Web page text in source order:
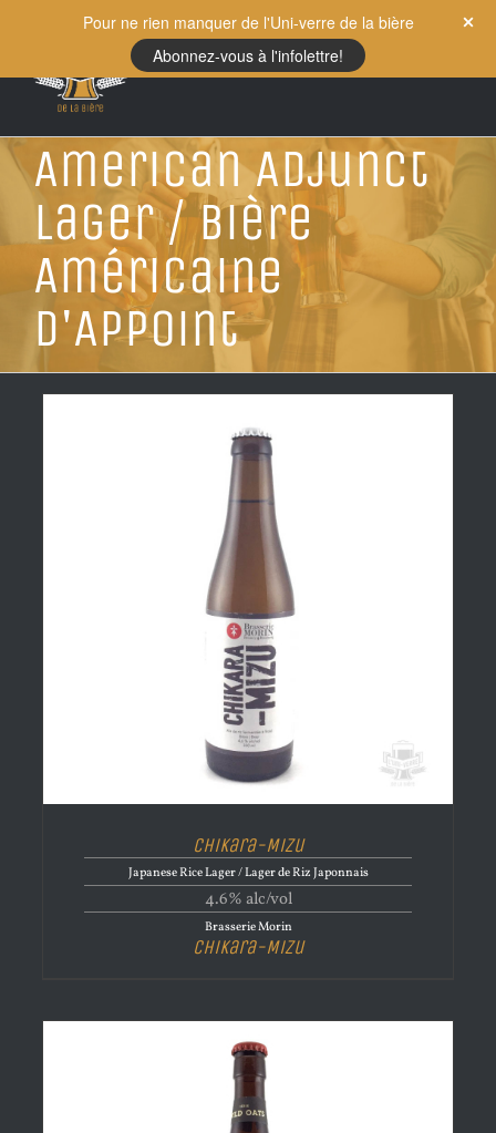
content
American Adjunct
Lager / Bière
Américaine
d'Appoint
Chikara-Mizu
Japanese Rice Lager / Lager de Riz Japonnais
4.6% alc/vol
Brasserie Morin
Chikara-Mizu
Pour ne rien manquer de l'Uni-verre de la bière
Abonnez-vous à l'infolettre!